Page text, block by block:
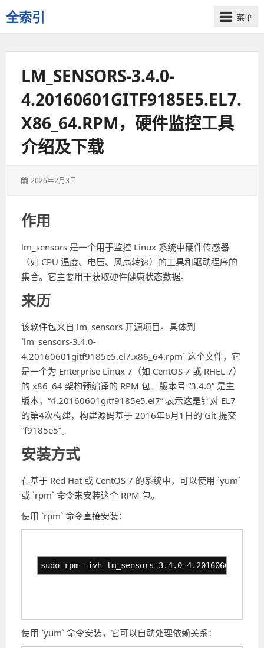
全索引
一
些
菜单
LM_SENSORS-3.4.0-
4.20160601GITF9185E5.EL7.
X86_64.RPM，硬件监控工具
介绍及下载
发
2026年2月3日
作用
lm_sensors 是一个用于监控 Linux 系统中硬件传感器
（如 CPU 温度、电压、风扇转速）的工具和驱动程序的
集合。它主要用于获取硬件健康状态数据。
来历
该软件包来自 lm_sensors 开源项目。具体到
`lm_sensors-3.4.0-
4.20160601gitf9185e5.el7.x86_64.rpm` 这个文件，它
是一个为 Enterprise Linux 7（如 CentOS 7 或 RHEL 7）
的 x86_64 架构预编译的 RPM 包。版本号 “3.4.0” 是主
版本，“4.20160601gitf9185e5.el7” 表示这是针对 EL7
的第4次构建，构建源码基于 2016年6月1日的 Git 提交
“f9185e5”。
安装方式
在基于 Red Hat 或 CentOS 7 的系统中，可以使用 `yum`
或 `rpm` 命令来安装这个 RPM 包。
使用 `rpm` 命令直接安装：
sudo rpm -ivh lm_sensors-3.4.0-
使用 `yum` 命令安装，它可以自动处理依赖关系：